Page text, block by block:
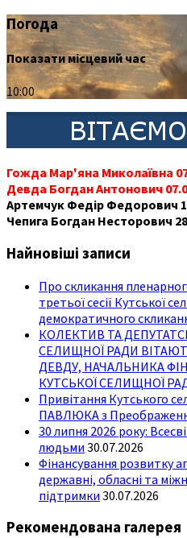
Погода
Показати місцевий час
10:00
Гожда Мар'яна Миколаївна
Девда Богдан Антонович
Артемчук Федір Федорович
Чепига Богдан Несторович
Найновіші записи
Про скликання
третьої сесії Кутської
демократичного
КОЛЕКТИВ ТА
СЕЛИЩНОЇ РАДИ
ДЕВДУ, НАЧАЛЬНИКА
КУТСЬКОЇ СЕЛИЩНОЇ
Привітання Кутського
ПАВЛЮКА з
30 липня 2026 року:
людьми 30.07.2026
Фінансування розвитку
державні, обласні та
підтримки 30.07.2026
Рекомендована галерея